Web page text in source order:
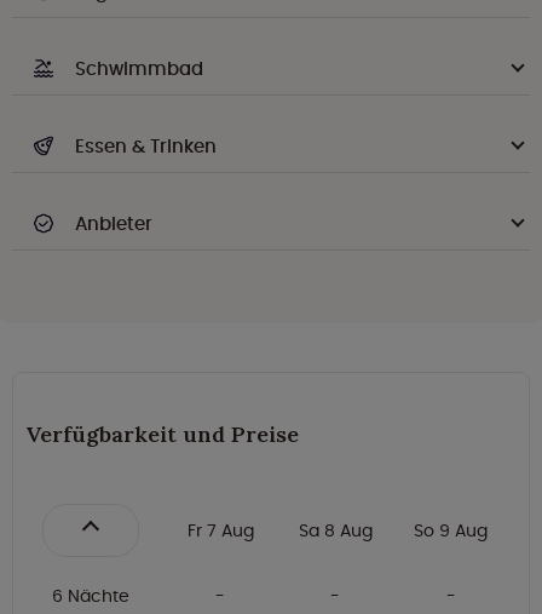
Schwimmbad
Essen & Trinken
Anbieter
Verfügbarkeit und Preise
Fr 7 Aug Sa 8 Aug So 9 Aug
6 Nächte